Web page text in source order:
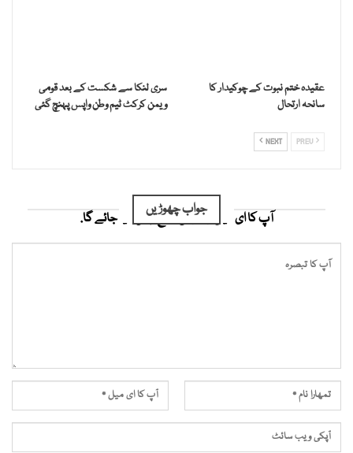
عقیدہ ختم نبوت کے چوکیدار کا
سانحہ ارتحال
سری لنکا سے شکست کے بعد قومی
ویمن کرکٹ ٹیم وطن واپس پہنچ گئی
NEXT
جواب چھوڑیں
آپ کا ای میل ایڈریس شائع نہیں کیا جائے گا.